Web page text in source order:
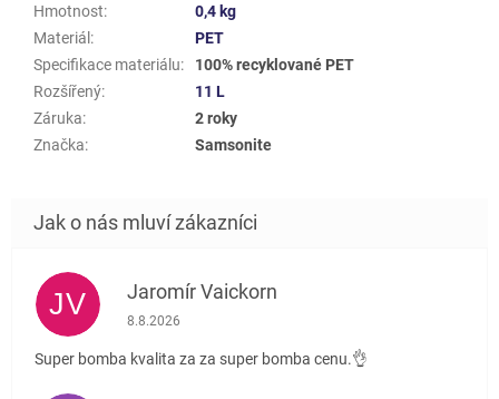
Hmotnost:
0,4 kg
Materiál :
PET
Specifikace materiálu:
100% recyklované PET
Rozšířený:
11 L
Záruka:
2 roky
Značka: Samsonite
JV Jaromír Vaickorn
Hodnocení obchodu je 5 z 5 hvězdiček.
8.8.2026
Super bomba kvalita za za super bomba cenu.👌